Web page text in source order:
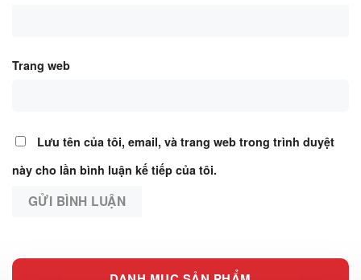
Trang web
Lưu tên của tôi, email, và trang web trong trình duyệt
này cho lần bình luận kế tiếp của tôi.